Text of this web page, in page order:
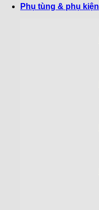
Phụ tùng & phụ kiện